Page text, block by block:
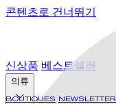
콘텐츠로 건너뛰기
BOUTIQUES NEWSLETTER
신상품 베스트셀러
의류